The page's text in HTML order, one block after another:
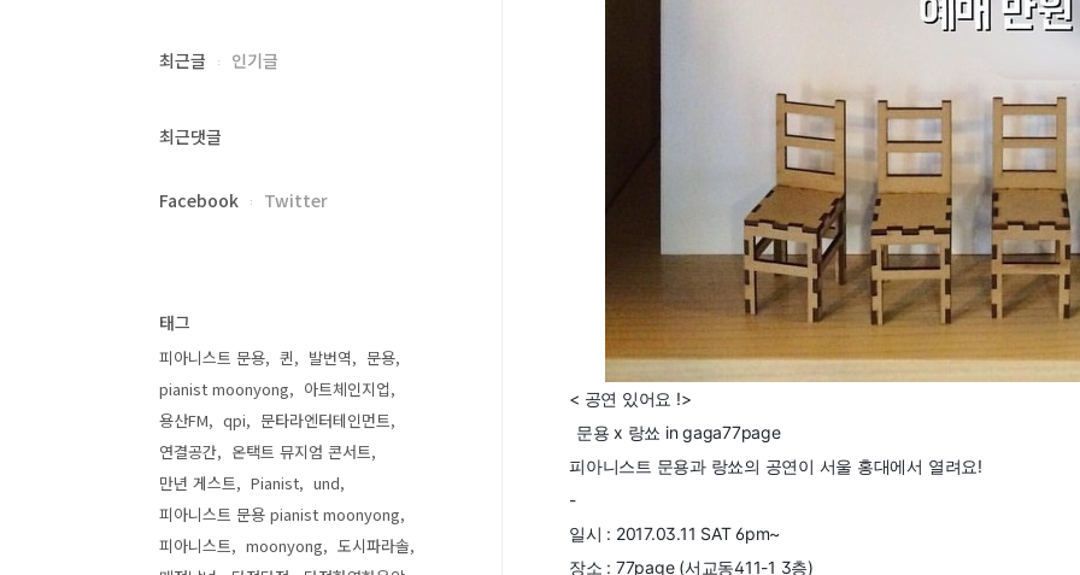
< 공연 있어요 !>
문용 x 랑쑈 in gaga77page
피아니스트 문용과 랑쑈의 공연이 서울 홍대에서 열려요!
-
일시 : 2017.03.11 SAT 6pm~
장소 : 77page (서교동411-1 3층)
최근글 인기글
최근댓글
Facebook Twitter
태그
피아니스트 문용 퀸 발번역
문용
pianist moonyong
아트체인지업
용산FM
qpi
문타라엔터테인먼트
연결공간
온택트 뮤지엄 콘서트
만년 게스트
Pianist
und
피아니스트 문용 pianist moonyong
피아니스트
moonyong
도시파라솔